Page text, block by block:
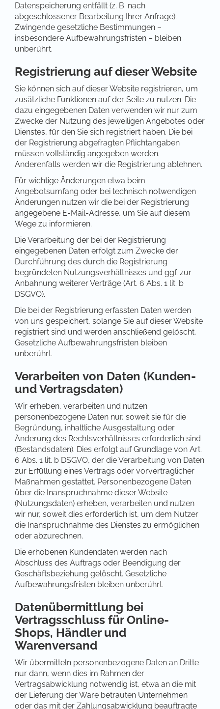
Datenspeicherung entfällt (z. B. nach
abgeschlossener Bearbeitung Ihrer Anfrage).
Zwingende gesetzliche Bestimmungen –
insbesondere Aufbewahrungsfristen – bleiben
unberührt.
Registrierung auf dieser Website
Sie können sich auf dieser Website registrieren, um
zusätzliche Funktionen auf der Seite zu nutzen. Die
dazu eingegebenen Daten verwenden wir nur zum
Zwecke der Nutzung des jeweiligen Angebotes oder
Dienstes, für den Sie sich registriert haben. Die bei
der Registrierung abgefragten Pflichtangaben
müssen vollständig angegeben werden.
Anderenfalls werden wir die Registrierung ablehnen.
Für wichtige Änderungen etwa beim
Angebotsumfang oder bei technisch notwendigen
Änderungen nutzen wir die bei der Registrierung
angegebene E-Mail-Adresse, um Sie auf diesem
Wege zu informieren.
Die Verarbeitung der bei der Registrierung
eingegebenen Daten erfolgt zum Zwecke der
Durchführung des durch die Registrierung
begründeten Nutzungsverhältnisses und ggf. zur
Anbahnung weiterer Verträge (Art. 6 Abs. 1 lit. b
DSGVO).
Die bei der Registrierung erfassten Daten werden
von uns gespeichert, solange Sie auf dieser Website
registriert sind und werden anschließend gelöscht.
Gesetzliche Aufbewahrungsfristen bleiben
unberührt.
Verarbeiten von Daten (Kunden-
und Vertragsdaten)
Wir erheben, verarbeiten und nutzen
personenbezogene Daten nur, soweit sie für die
Begründung, inhaltliche Ausgestaltung oder
Änderung des Rechtsverhältnisses erforderlich sind
(Bestandsdaten). Dies erfolgt auf Grundlage von Art.
6 Abs. 1 lit. b DSGVO, der die Verarbeitung von Daten
zur Erfüllung eines Vertrags oder vorvertraglicher
Maßnahmen gestattet. Personenbezogene Daten
über die Inanspruchnahme dieser Website
(Nutzungsdaten) erheben, verarbeiten und nutzen
wir nur, soweit dies erforderlich ist, um dem Nutzer
die Inanspruchnahme des Dienstes zu ermöglichen
oder abzurechnen.
Die erhobenen Kundendaten werden nach
Abschluss des Auftrags oder Beendigung der
Geschäftsbeziehung gelöscht. Gesetzliche
Aufbewahrungsfristen bleiben unberührt.
Datenübermittlung bei
Vertragsschluss für Online-
Shops, Händler und
Warenversand
Wir übermitteln personenbezogene Daten an Dritte
nur dann, wenn dies im Rahmen der
Vertragsabwicklung notwendig ist, etwa an die mit
der Lieferung der Ware betrauten Unternehmen
oder das mit der Zahlungsabwicklung beauftragte